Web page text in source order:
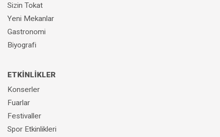
Sizin Tokat
Yeni Mekanlar
Gastronomi
Biyografi
ETKİNLİKLER
Konserler
Fuarlar
Festivaller
Spor Etkinlikleri